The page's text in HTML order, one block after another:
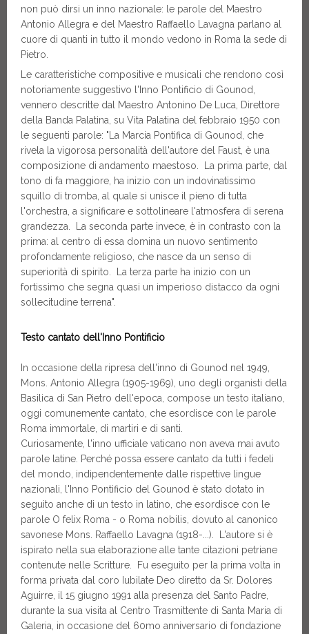
non può dirsi un inno nazionale: le parole del Maestro
Antonio Allegra e del Maestro Raffaello Lavagna parlano al
cuore di quanti in tutto il mondo vedono in Roma la sede di
Pietro.
Le caratteristiche compositive e musicali che rendono così
notoriamente suggestivo l'Inno Pontificio di Gounod,
vennero descritte dal Maestro Antonino De Luca, Direttore
della Banda Palatina, su Vita Palatina del febbraio 1950 con
le seguenti parole: "La Marcia Pontifica di Gounod, che
rivela la vigorosa personalità dell'autore del Faust, è una
composizione di andamento maestoso. La prima parte, dal
tono di fa maggiore, ha inizio con un indovinatissimo
squillo di tromba, al quale si unisce il pieno di tutta
l'orchestra, a significare e sottolineare l'atmosfera di serena
grandezza. La seconda parte invece, è in contrasto con la
prima: al centro di essa domina un nuovo sentimento
profondamente religioso, che nasce da un senso di
superiorità di spirito. La terza parte ha inizio con un
fortissimo che segna quasi un imperioso distacco da ogni
sollecitudine terrena".
Testo cantato dell'Inno Pontificio
In occasione della ripresa dell'inno di Gounod nel 1949,
Mons. Antonio Allegra (1905-1969), uno degli organisti della
Basilica di San Pietro dell'epoca, compose un testo italiano,
oggi comunemente cantato, che esordisce con le parole
Roma immortale, di martiri e di santi.
Curiosamente, l'inno ufficiale vaticano non aveva mai avuto
parole latine. Perché possa essere cantato da tutti i fedeli
del mondo, indipendentemente dalle rispettive lingue
nazionali, l'Inno Pontificio del Gounod è stato dotato in
seguito anche di un testo in latino, che esordisce con le
parole O felix Roma - o Roma nobilis, dovuto al canonico
savonese Mons. Raffaello Lavagna (1918-...). L'autore si è
ispirato nella sua elaborazione alle tante citazioni petriane
contenute nelle Scritture. Fu eseguito per la prima volta in
forma privata dal coro Iubilate Deo diretto da Sr. Dolores
Aguirre, il 15 giugno 1991 alla presenza del Santo Padre,
durante la sua visita al Centro Trasmittente di Santa Maria di
Galeria, in occasione del 60mo anniversario di fondazione